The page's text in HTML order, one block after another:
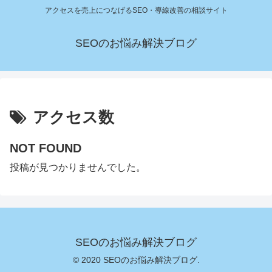
アクセスを売上につなげるSEO・導線改善の相談サイト
SEOのお悩み解決ブログ
アクセス数
NOT FOUND
投稿が見つかりませんでした。
SEOのお悩み解決ブログ
© 2020 SEOのお悩み解決ブログ.